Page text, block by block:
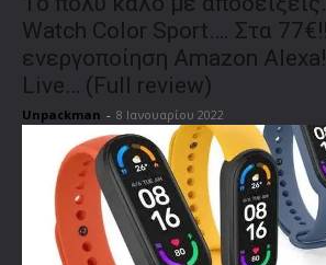
Watch Color Sport…. Στα
ενεργοποίηση Amazon
Live… (Full review)
Unpackman - 8 Ιανουαρίου 2022